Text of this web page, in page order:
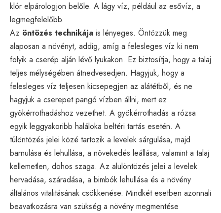
klór elpárologjon belőle. A lágy víz, például az esővíz, a
legmegfelelőbb.
Az öntözés technikája is lényeges. Öntözzük meg
alaposan a növényt, addig, amíg a felesleges víz ki nem
folyik a cserép alján lévő lyukakon. Ez biztosítja, hogy a talaj
teljes mélységében átnedvesedjen. Hagyjuk, hogy a
felesleges víz teljesen kicsepegjen az alátétből, és ne
hagyjuk a cserepet pangó vízben állni, mert ez
gyökérrothadáshoz vezethet. A gyökérrothadás a rózsa
egyik leggyakoribb haláloka beltéri tartás esetén. A
túlöntözés jelei közé tartozik a levelek sárgulása, majd
barnulása és lehullása, a növekedés leállása, valamint a talaj
kellemetlen, dohos szaga. Az alulöntözés jelei a levelek
hervadása, száradása, a bimbók lehullása és a növény
általános vitalitásának csökkenése. Mindkét esetben azonnali
beavatkozásra van szükség a növény megmentése